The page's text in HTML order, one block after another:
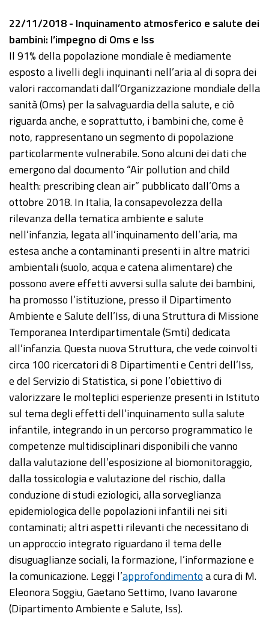
22/11/2018 - Inquinamento atmosferico e salute dei
bambini: l’impegno di Oms e Iss
Il 91% della popolazione mondiale è mediamente
esposto a livelli degli inquinanti nell’aria al di sopra dei
valori raccomandati dall’Organizzazione mondiale della
sanità (Oms) per la salvaguardia della salute, e ciò
riguarda anche, e soprattutto, i bambini che, come è
noto, rappresentano un segmento di popolazione
particolarmente vulnerabile. Sono alcuni dei dati che
emergono dal documento “Air pollution and child
health: prescribing clean air” pubblicato dall’Oms a
ottobre 2018. In Italia, la consapevolezza della
rilevanza della tematica ambiente e salute
nell’infanzia, legata all’inquinamento dell’aria, ma
estesa anche a contaminanti presenti in altre matrici
ambientali (suolo, acqua e catena alimentare) che
possono avere effetti avversi sulla salute dei bambini,
ha promosso l’istituzione, presso il Dipartimento
Ambiente e Salute dell’Iss, di una Struttura di Missione
Temporanea Interdipartimentale (Smti) dedicata
all’infanzia. Questa nuova Struttura, che vede coinvolti
circa 100 ricercatori di 8 Dipartimenti e Centri dell’Iss,
e del Servizio di Statistica, si pone l’obiettivo di
valorizzare le molteplici esperienze presenti in Istituto
sul tema degli effetti dell’inquinamento sulla salute
infantile, integrando in un percorso programmatico le
competenze multidisciplinari disponibili che vanno
dalla valutazione dell’esposizione al biomonitoraggio,
dalla tossicologia e valutazione del rischio, dalla
conduzione di studi eziologici, alla sorveglianza
epidemiologica delle popolazioni infantili nei siti
contaminati; altri aspetti rilevanti che necessitano di
un approccio integrato riguardano il tema delle
disuguaglianze sociali, la formazione, l’informazione e
la comunicazione. Leggi l’approfondimentoa cura di M.
Eleonora Soggiu, Gaetano Settimo, Ivano Iavarone
(Dipartimento Ambiente e Salute, Iss).